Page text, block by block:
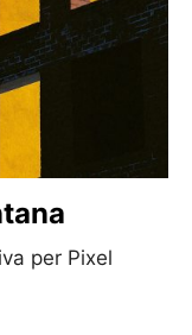
per Pixel